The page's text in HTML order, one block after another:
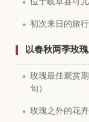
初次来日的旅
以春秋两季玫
玫瑰最佳观赏
旬）
玫瑰之外的花